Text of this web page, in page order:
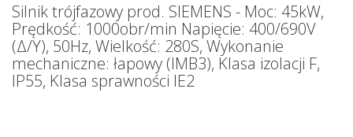
Silnik trójfazowy prod. SIEMENS - Moc: 45kW,
Prędkość: 1000obr/min Napięcie: 400/690V
(Δ/Y), 50Hz, Wielkość: 280S, Wykonanie
mechaniczne: łapowy (IMB3), Klasa izolacji F,
IP55, Klasa sprawności IE2